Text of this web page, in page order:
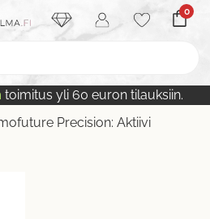
0
toimitus yli 60 euron tilauksiin.
Precision: Aktiivi